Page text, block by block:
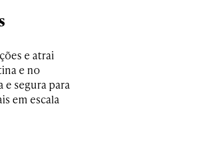
e atrai
e no
segura para
em escala